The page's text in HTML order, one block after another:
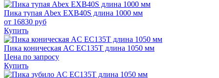
Пика тупая Abex EXB40S длина 1000 мм
от 16830 руб
Купить
Пика коническая AC EC135T длина 1050 мм
Цена по запросу
Купить